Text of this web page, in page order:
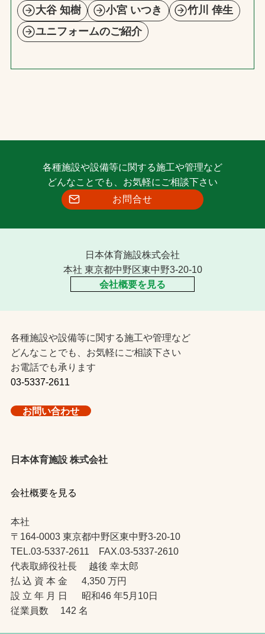
大谷 知樹
小宮 いつき
竹川 倖生
ユニフォームのご紹介
各種施設や設備等に関する施工や管理など
どんなことでも、お気軽にご相談下さい
お問合せ
日本体育施設株式会社
本社 東京都中野区東中野3-20-10
会社概要を見る
各種施設や設備等に関する施工や管理など
どんなことでも、お気軽にご相談下さい
お電話でも承ります
03-5337-2611
お問い合わせ
日本体育施設 株式会社
会社概要を見る
本社
〒164-0003 東京都中野区東中野3-20-10
TEL.03-5337-2611 FAX.03-5337-2610
代表取締役社長 越後 幸太郎
払 込 資 本 金 4,350 万円
設 立 年 月 日 昭和46 年5月10日
従業員数 142 名